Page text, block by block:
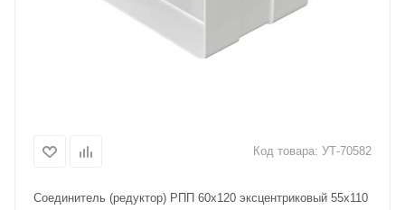
Код товара: УТ-70582
Соединитель (редуктор) РПП 60х120 эксцентриковый 55х110